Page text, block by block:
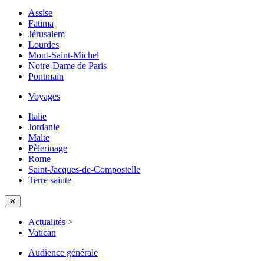
Assise
Fatima
Jérusalem
Lourdes
Mont-Saint-Michel
Notre-Dame de Paris
Pontmain
Voyages
Italie
Jordanie
Malte
Pèlerinage
Rome
Saint-Jacques-de-Compostelle
Terre sainte
✕
Actualités >
Vatican
Audience générale